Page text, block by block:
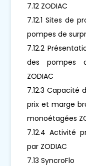
7.12 ZODIAC
7.12.1 Sites de
pompes de
7.12.2
des pompes
ZODIAC
7.12.3
prix et marge
monoétagées
7.12.4 Activité
par ZODIAC
7.13 SyncroFlo